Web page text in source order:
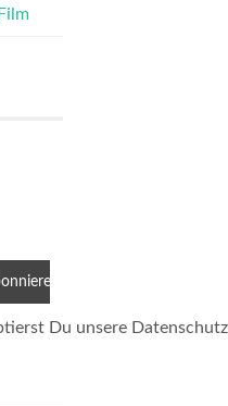
Du unsere